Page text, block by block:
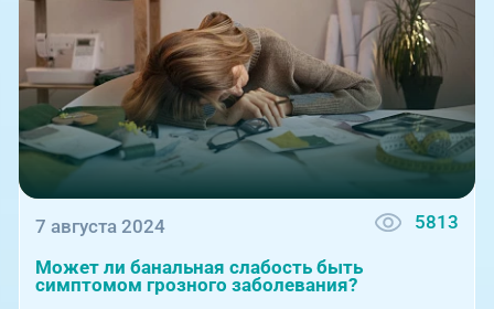
7 августа 2024 5813
Может ли банальная слабость быть
симптомом грозного заболевания?